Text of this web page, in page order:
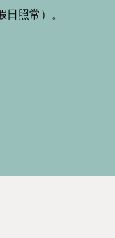
照常）。